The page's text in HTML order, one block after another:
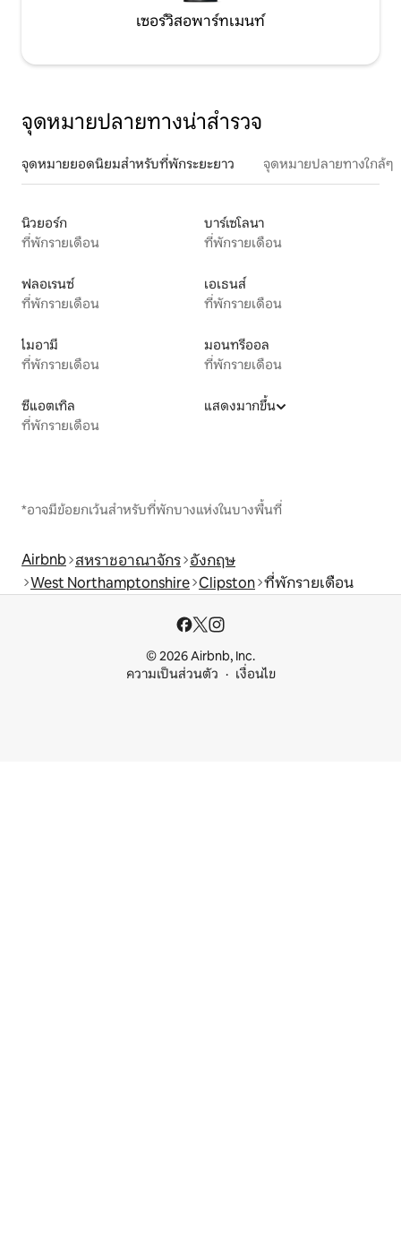
เซอร์วิสอพาร์ทเมนท์
จุดหมายปลายทางน่าสำรวจ
จุดหมายยอดนิยมสำหรับที่พักระยะยาว จุดหมายปลายทางใกล้ๆ
นิวยอร์ก
ที่พักรายเดือน
บาร์เซโลนา
ที่พักรายเดือน
ฟลอเรนซ์
ที่พักรายเดือน
เอเธนส์
ที่พักรายเดือน
ไมอามี
ที่พักรายเดือน
มอนทรีออล
ที่พักรายเดือน
ซีแอตเทิล
ที่พักรายเดือน
แสดงมากขึ้น
*อาจมีข้อยกเว้นสำหรับที่พักบางแห่งในบางพื้นที่
Airbnb สหราชอาณาจักร อังกฤษ
West Northamptonshire Clipston ที่พักรายเดือน
© 2026 Airbnb, Inc.
ความเป็นส่วนตัว
เงื่อนไข